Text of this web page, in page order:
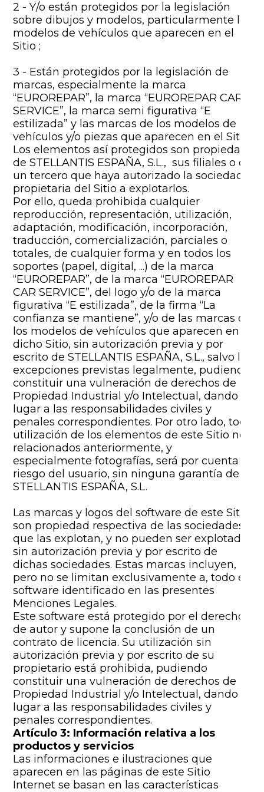
2 - Y/o están protegidos por la legislación
sobre dibujos y modelos, particularmente los
modelos de vehículos que aparecen en el
Sitio ;
3 - Están protegidos por la legislación de
marcas, especialmente la marca
“EUROREPAR”, la marca “EUROREPAR CAR
SERVICE”, la marca semi figurativa “E
estilizada” y las marcas de los modelos de
vehículos y/o piezas que aparecen en el Sitio.
Los elementos así protegidos son propiedad
de STELLANTIS ESPAÑA, S.L., sus filiales o de
un tercero que haya autorizado la sociedad
propietaria del Sitio a explotarlos.
Por ello, queda prohibida cualquier
reproducción, representación, utilización,
adaptación, modificación, incorporación,
traducción, comercialización, parciales o
totales, de cualquier forma y en todos los
soportes (papel, digital, ...) de la marca
“EUROREPAR”, de la marca “EUROREPAR
CAR SERVICE”, del logo y/o de la marca
figurativa “E estilizada”, de la firma “La
confianza se mantiene”, y/o de las marcas de
los modelos de vehículos que aparecen en
dicho Sitio, sin autorización previa y por
escrito de STELLANTIS ESPAÑA, S.L., salvo las
excepciones previstas legalmente, pudiendo
constituir una vulneración de derechos de
Propiedad Industrial y/o Intelectual, dando
lugar a las responsabilidades civiles y
penales correspondientes. Por otro lado, toda
utilización de los elementos de este Sitio no
relacionados anteriormente, y
especialmente fotografías, será por cuenta y
riesgo del usuario, sin ninguna garantía de
STELLANTIS ESPAÑA, S.L.
Las marcas y logos del software de este Sitio
son propiedad respectiva de las sociedades
que las explotan, y no pueden ser explotadas
sin autorización previa y por escrito de
dichas sociedades. Estas marcas incluyen,
pero no se limitan exclusivamente a, todo el
software identificado en las presentes
Menciones Legales.
Este software está protegido por el derecho
de autor y supone la conclusión de un
contrato de licencia. Su utilización sin
autorización previa y por escrito de su
propietario está prohibida, pudiendo
constituir una vulneración de derechos de
Propiedad Industrial y/o Intelectual, dando
lugar a las responsabilidades civiles y
penales correspondientes.
Artículo 3: Información relativa a los
productos y servicios
Las informaciones e ilustraciones que
aparecen en las páginas de este Sitio
Internet se basan en las características